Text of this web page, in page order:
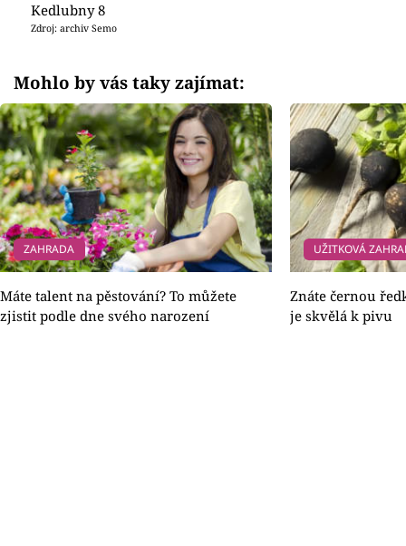
Kedlubny 8
Zdroj: archiv Semo
Mohlo by vás taky zajímat:
ZAHRADA
Máte talent na pěstování? To můžete
zjistit podle dne svého narození
UŽITKOVÁ
Znáte černou
je skvělá k pivu